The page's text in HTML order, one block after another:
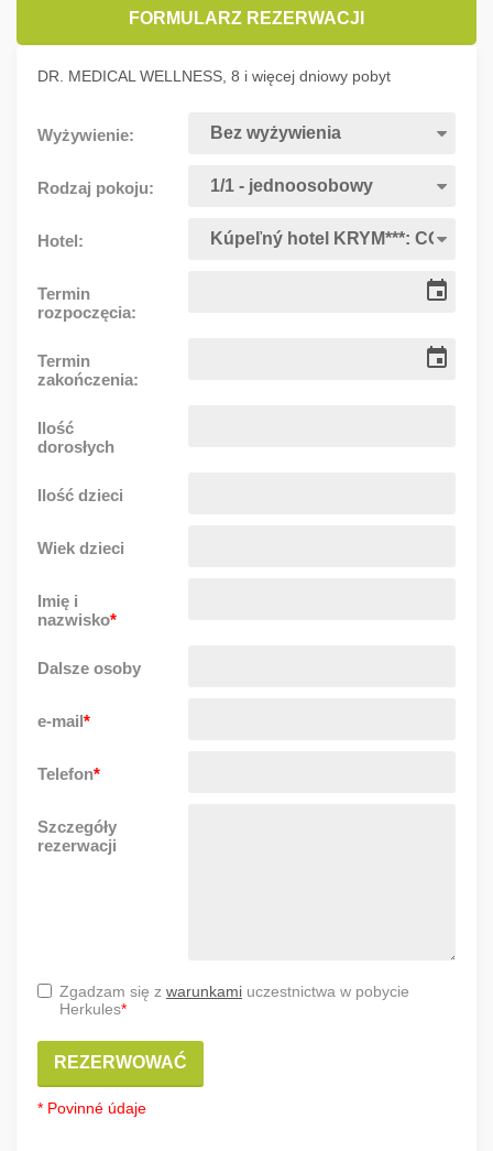
FORMULARZ REZERWACJI
DR. MEDICAL WELLNESS, 8 i więcej dniowy pobyt
Wyżywienie:
Rodzaj pokoju:
Hotel:
Termin
rozpoczęcia:
Termin
zakończenia:
Ilość
dorosłych
Ilość dzieci
Wiek dzieci
Imię i
nazwisko*
Dalsze osoby
e-mail*
Telefon*
Szczegóły
rezerwacji
Zgadzam się z warunkami uczestnictwa w pobycie
Herkules*
REZERWOWAĆ
* Povinné údaje